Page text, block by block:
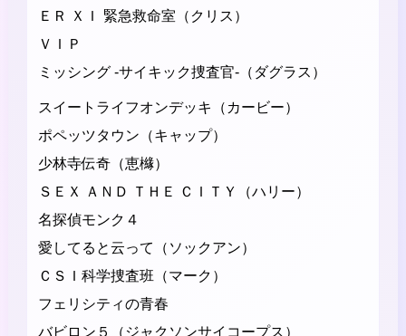
ＥＲ ＸＩ 緊急救命室（クリス）
ＶＩＰ
ミッシング -サイキック捜査官-（ダグラス）
スイートライフオンデッキ（カービー）
ポペッツタウン（キャップ）
少林寺伝奇（恵櫞）
ＳＥＸ ＡＮＤ ＴＨＥ ＣＩＴＹ（ハリー）
名探偵モンク４
愛してると云って（ソックアン）
ＣＳＩ科学捜査班（マーク）
フェリシティの青春
バビロン５（ジャクソンサイコープス）